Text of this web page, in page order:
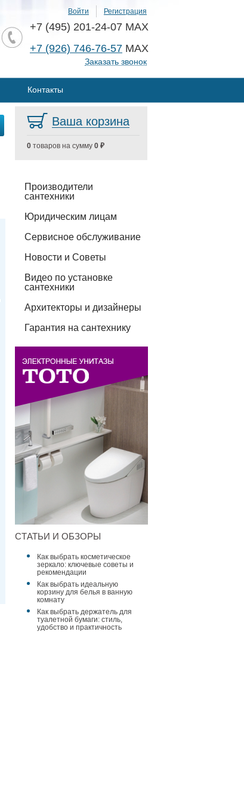
Войти Регистрация
+7 (495) 201-24-07 MAX
+7 (926) 746-76-57 MAX
Заказать звонок
Контакты
Ваша корзина
0 товаров на сумму 0 ₽
Производители
сантехники
Юридическим лицам
Сервисное обслуживание
Новости и Советы
Видео по установке
сантехники
Архитекторы и дизайнеры
Гарантия на сантехнику
СТАТЬИ И ОБЗОРЫ
Как выбрать косметическое
зеркало: ключевые советы и
рекомендации
Как выбрать идеальную
корзину для белья в ванную
комнату
Как выбрать держатель для
туалетной бумаги: стиль,
удобство и практичность